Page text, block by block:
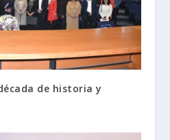
de historia y